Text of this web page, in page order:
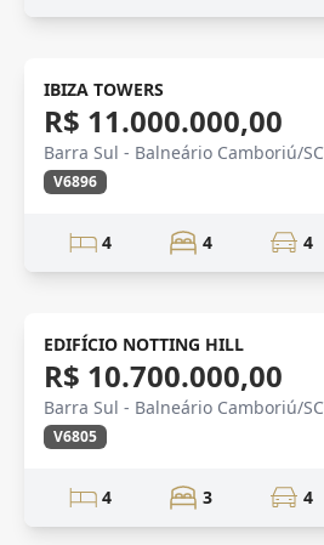
Novidade
IBIZA TOWERS
R$ 11.000.000,00
Barra Sul - Balneário Camboriú/SC
V6896
4 4 4
Novidade
EDIFÍCIO NOTTING HILL
R$ 10.700.000,00
Barra Sul - Balneário Camboriú/SC
V6805
4 3 4